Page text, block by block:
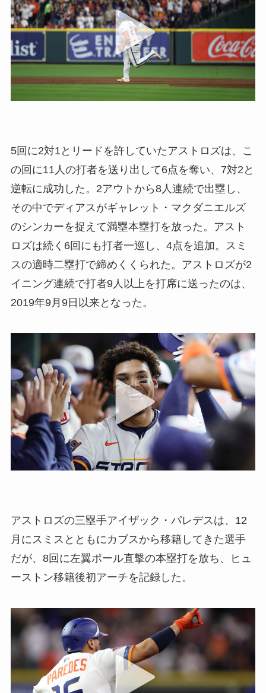
5回に2対1とリードを許していたアストロズは、こ
の回に11人の打者を送り出して6点を奪い、7対2と
逆転に成功した。2アウトから8人連続で出塁し、
その中でディアスがギャレット・マクダニエルズ
のシンカーを捉えて満塁本塁打を放った。アスト
ロズは続く6回にも打者一巡し、4点を追加。スミ
スの適時二塁打で締めくくられた。アストロズが2
イニング連続で打者9人以上を打席に送ったのは、
2019年9月9日以来となった。
アストロズの三塁手アイザック・パレデスは、12
月にスミスとともにカブスから移籍してきた選手
だが、8回に左翼ポール直撃の本塁打を放ち、ヒュ
ーストン移籍後初アーチを記録した。